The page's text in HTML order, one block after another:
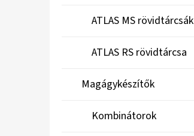
ATLAS MS rövidtárcsák
ATLAS RS rövidtárcsa
Magágykészítők
Kombinátorok